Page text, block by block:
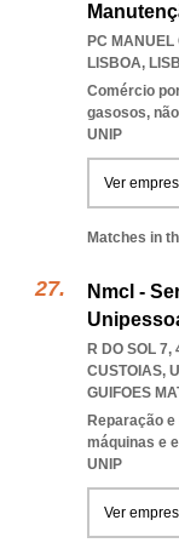
PC
LISBOA,
Comércio
gasosos,
UNIP
Ver
Matches in
Nmcl -
R DO SOL
CUSTOIAS,
GUIFOES
Reparação
máquinas e
UNIP
Ver